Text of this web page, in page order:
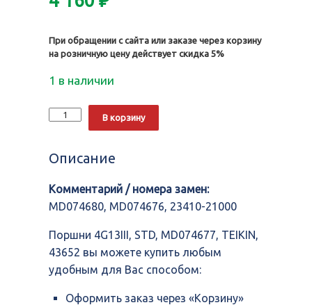
При обращении с сайта или заказе через корзину
на розничную цену действует скидка 5%
1 в наличии
Количество
Поршни
MD074677,
43652
В корзину
Описание
Комментарий / номера замен:
MD074680, MD074676, 23410-21000
Поршни 4G13III, STD, MD074677, TEIKIN,
43652 вы можете купить любым
удобным для Вас способом:
Оформить заказ через «Корзину»